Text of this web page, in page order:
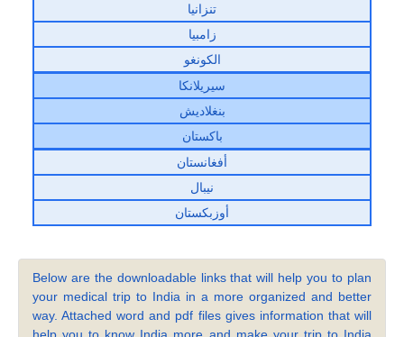
تنزانيا
زامبيا
الكونغو
سيريلانكا
بنغلاديش
باكستان
أفغانستان
نيبال
أوزبكستان
Below are the downloadable links that will help you to plan
your medical trip to India in a more organized and better
way. Attached word and pdf files gives information that will
help you to know India more and make your trip to India